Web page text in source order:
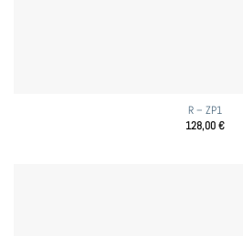
R – ZP1
128,00€